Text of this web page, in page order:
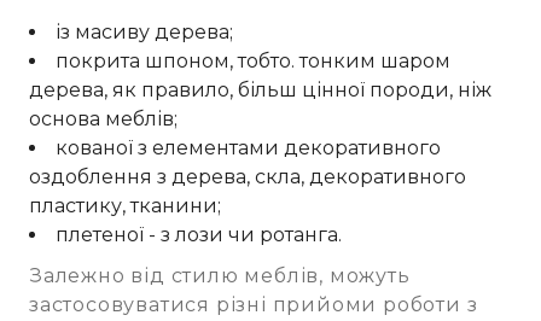
із масиву дерева;
покрита шпоном, тобто. тонким шаром
дерева, як правило, більш цінної породи, ніж
основа меблів;
кованої з елементами декоративного
оздоблення з дерева, скла, декоративного
пластику, тканини;
плетеної - з лози чи ротанга.
Залежно від стилю меблів, можуть
застосовуватися різні прийоми роботи з